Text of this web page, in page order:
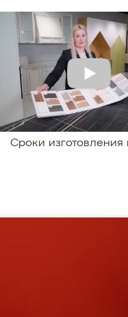
Сроки изготовления